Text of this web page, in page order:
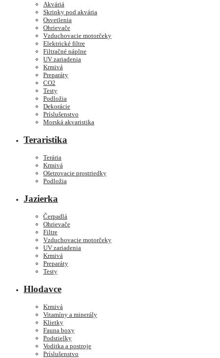
Akváriá
Skrinky pod akvária
Osvetlenia
Ohrievače
Vzduchovacie motorčeky
Elektrické filtre
Filtračné náplne
UV zariadenia
Krmivá
Preparáty
CO2
Testy
Podložia
Dekorácie
Príslušenstvo
Morská akvaristika
Teraristika
Terária
Krmivá
Ošetrovacie prostriedky
Podložia
Jazierka
Čerpadlá
Ohrievače
Filtre
Vzduchovacie motorčeky
UV zariadenia
Krmivá
Preparáty
Testy
Hlodavce
Krmivá
Vitamíny a minerály
Klietky
Fauna boxy
Podstielky
Voditka a postroje
Príslušenstvo